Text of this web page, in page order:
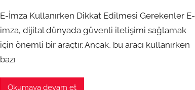
E-İmza Kullanırken Dikkat Edilmesi Gerekenler E-
imza, dijital dünyada güvenli iletişimi sağlamak
için önemli bir araçtır. Ancak, bu aracı kullanırken
bazı
Okumaya devam et